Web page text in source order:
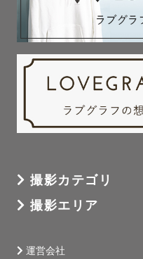
撮影カテゴリ
撮影エリア
運営会社